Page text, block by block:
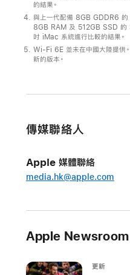
比
以
往
勁、
能
眾、
才
藝
的結果。
與上一代配備 8GB GDDR6
8GB RAM 及 512GB SSD
吋 iMac 系統進行比較的結果。
Wi-Fi 6E 並未在中國大陸提供
新的版本。
傳媒聯絡人
Apple 媒體聯絡
media.hk@apple.com
Apple Newsroom
更新